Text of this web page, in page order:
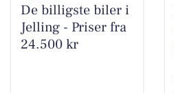
De billigste biler i
Jelling - Priser fra
24.500 kr